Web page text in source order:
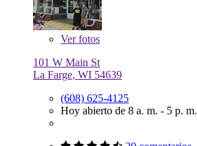
Verfotos
101 W Main St
La Farge, WI 54639
(608) 625-4125
Hoy abierto de 8 a. m. - 5 p. m.